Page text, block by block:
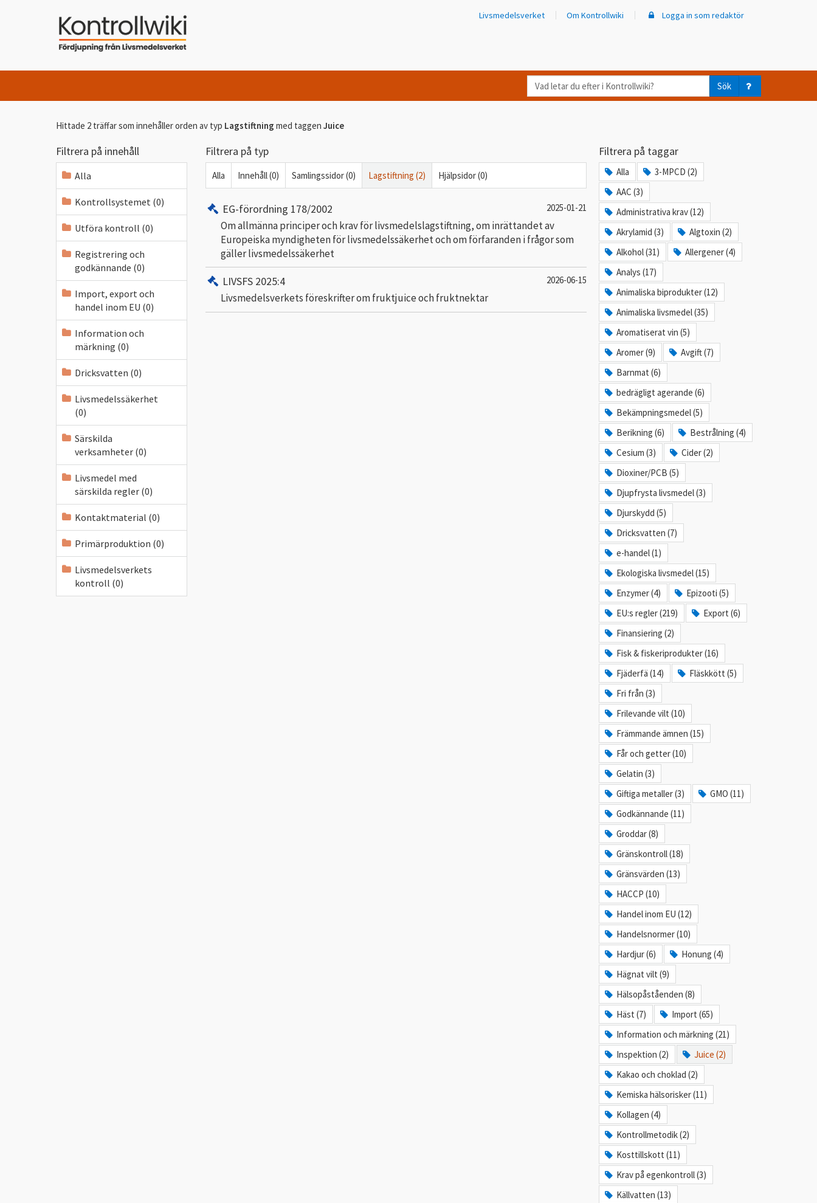
Livsmedelsverket Om Kontrollwiki Logga in som redaktör
Vad
letar
Kontrollwiki?
Sök
Hittade 2 träffar som innehåller orden av typ Lagstiftning med taggen Juice
Filtrera på innehåll
Alla
Kontrollsystemet (0)
Utföra kontroll (0)
Registrering och
godkännande (0)
Import, export och
handel inom EU (0)
Information och
märkning (0)
Dricksvatten (0)
Livsmedelssäkerhet
(0)
Särskilda
verksamheter (0)
Livsmedel med
särskilda regler (0)
Kontaktmaterial (0)
Primärproduktion (0)
Livsmedelsverkets
kontroll (0)
Filtrera på typ
Alla Innehåll (0) Samlingssidor (0) Lagstiftning (2) Hjälpsidor (0)
EG-förordning 178/2002 2025-01-21
Om allmänna principer och krav för livsmedelslagstiftning, om inrättandet av
Europeiska myndigheten för livsmedelssäkerhet och om förfaranden i frågor som
gäller livsmedelssäkerhet
LIVSFS 2025:4 2026-06-15
Livsmedelsverkets föreskrifter om fruktjuice och fruktnektar
Filtrera på taggar
Alla
3-MPCD (2)
AAC (3)
Administrativa krav (12)
Akrylamid (3)
Algtoxin (2)
Alkohol (31)
Allergener (4)
Analys (17)
Animaliska biprodukter (12)
Animaliska livsmedel (35)
Aromatiserat vin (5)
Aromer (9)
Avgift (7)
Barnmat (6)
bedrägligt agerande (6)
Bekämpningsmedel (5)
Berikning (6)
Bestrålning (4)
Cesium (3)
Cider (2)
Dioxiner/PCB (5)
Djupfrysta livsmedel (3)
Djurskydd (5)
Dricksvatten (7)
e-handel (1)
Ekologiska livsmedel (15)
Enzymer (4)
Epizooti (5)
EU:s regler (219)
Export (6)
Finansiering (2)
Fisk & fiskeriprodukter (16)
Fjäderfä (14)
Fläskkött (5)
Fri från (3)
Frilevande vilt (10)
Främmande ämnen (15)
Får och getter (10)
Gelatin (3)
Giftiga metaller (3)
GMO (11)
Godkännande (11)
Groddar (8)
Gränskontroll (18)
Gränsvärden (13)
HACCP (10)
Handel inom EU (12)
Handelsnormer (10)
Hardjur (6)
Honung (4)
Hägnat vilt (9)
Hälsopåståenden (8)
Häst (7)
Import (65)
Information och märkning (21)
Inspektion (2)
Juice (2)
Kakao och choklad (2)
Kemiska hälsorisker (11)
Kollagen (4)
Kontrollmetodik (2)
Kosttillskott (11)
Krav på egenkontroll (3)
Källvatten (13)